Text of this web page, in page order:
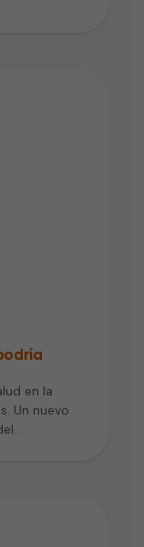
en la
Un nuevo